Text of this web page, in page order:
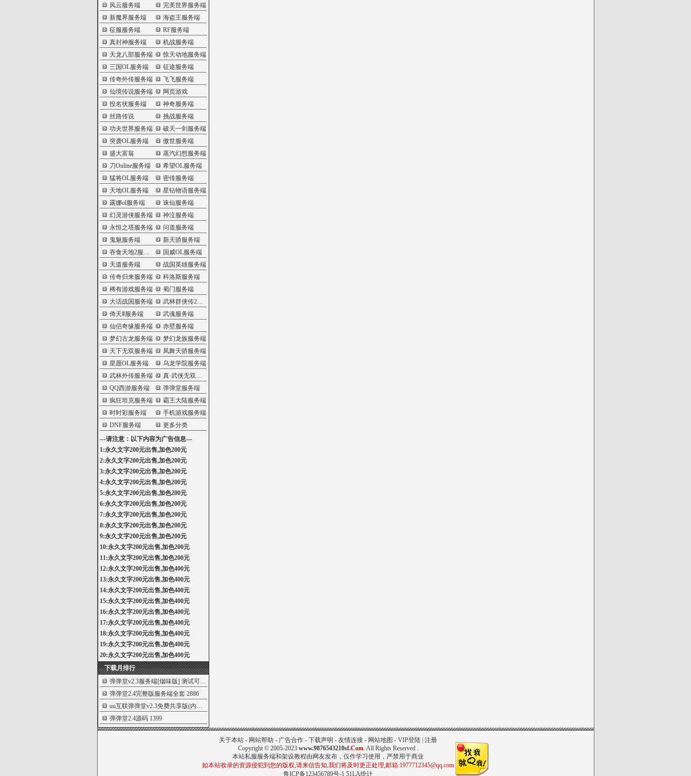
风云服务端
完美世界服务端
新魔界服务端
海盗王服务端
征服服务端
RF服务端
真封神服务端
机战服务端
天龙八部服务端
惊天动地服务端
三国OL服务端
征途服务端
传奇外传服务端
飞飞服务端
仙境传说服务端
网页游戏
投名状服务端
神奇服务端
丝路传说
挑战服务端
功夫世界服务端
破天一剑服务端
突袭OL服务端
傲世服务端
盛大富翁
蒸汽幻想服务端
刀Online服务端
希望OL服务端
猛将OL服务端
密传服务端
天地OL服务端
星钻物语服务端
露娜ol服务端
诛仙服务端
幻灵游侠服务端
神泣服务端
永恒之塔服务端
问道服务端
鬼魅服务端
新天骄服务端
吞食天地2服务端
国威OL服务端
天道服务端
战国英雄服务端
传奇归来服务端
科洛斯服务端
稀有游戏服务端
蜀门服务端
大话战国服务端
武林群侠传2服务端
倚天Ⅱ服务端
武魂服务端
仙侣奇缘服务端
赤壁服务端
梦幻古龙服务端
梦幻龙族服务端
天下无双服务端
凤舞天骄服务端
星愿OL服务端
乌龙学院服务端
武林外传服务端
真·武侠无双服务端
QQ西游服务端
弹弹堂服务端
疯狂坦克服务端
霸王大陆服务端
时时彩服务端
手机游戏服务端
DNF服务端
更多分类
---请注意：以下内容为广告信息---
1:永久文字200元出售,加色200元
2:永久文字200元出售,加色200元
3:永久文字200元出售,加色200元
4:永久文字200元出售,加色200元
5:永久文字200元出售,加色200元
6:永久文字200元出售,加色200元
7:永久文字200元出售,加色200元
8:永久文字200元出售,加色200元
9:永久文字200元出售,加色200元
10:永久文字200元出售,加色200元
11:永久文字200元出售,加色200元
12:永久文字200元出售,加色400元
13:永久文字200元出售,加色400元
14:永久文字200元出售,加色400元
15:永久文字200元出售,加色400元
16:永久文字200元出售,加色400元
17:永久文字200元出售,加色400元
18:永久文字200元出售,加色400元
19:永久文字200元出售,加色400元
20:永久文字200元出售,加色400元
下载月排行
弹弹堂v2.3服务端[烟味版] 测试可以进游戏
弹弹堂2.4完整版服务端全套 2886
uu互联弹弹堂v2.3免费共享版(内附详细架设
弹弹堂2.4源码1399
关于本站 - 网站帮助 - 广告合作 - 下载声明 - 友情连接 - 网站地图 - VIP登陆 注册
Copyright © 2005-2023 www.9876543210sf.Com. All Rights Reserved .
本站私服服务端和架设教程由网友发布，仅作学习使用，严禁用于商业
如本站收录的资源侵犯到您的版权,请来信告知,我们将及时更正处理,邮箱:1977712345@qq.com
鲁ICP备123456789号-1 51LA统计